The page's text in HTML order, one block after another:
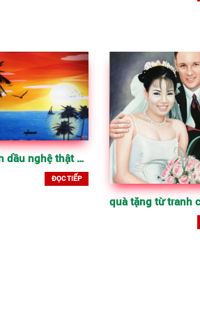
Tranh sơn dầu nghệ thật TrieuArt.com, đẳng cấp từ chất lượng
ĐỌC TIẾP